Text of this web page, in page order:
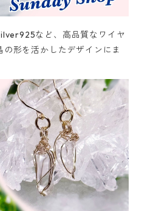
など、高品質なワイヤ
形を活かしたデザインにま